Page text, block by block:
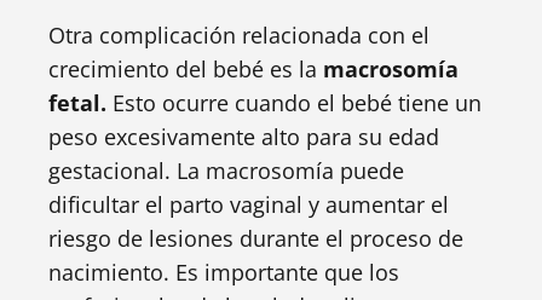
Otra complicación relacionada con el
crecimiento del bebé es la macrosomía
fetal. Esto ocurre cuando el bebé tiene un
peso excesivamente alto para su edad
gestacional. La macrosomía puede
dificultar el parto vaginal y aumentar el
riesgo de lesiones durante el proceso de
nacimiento. Es importante que los